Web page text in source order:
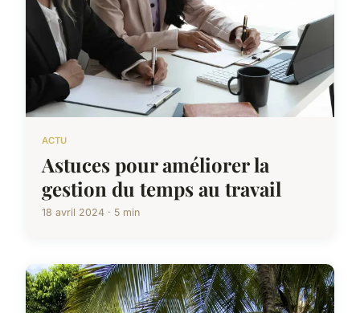
ACTU
Astuces pour améliorer la
gestion du temps au travail
18 avril 2024 · 5 min